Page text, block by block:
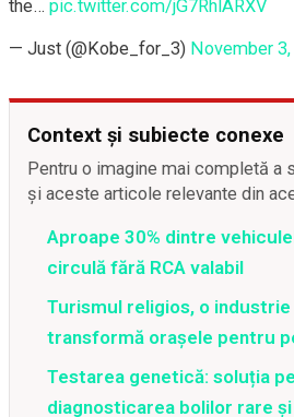
the… pic.twitter.com/jG7RhlARXV
— Just (@Kobe_for_3) November
Context și subiecte conexe
Pentru o imagine mai completă a
și aceste articole relevante din
Aproape 30% dintre
circulă fără RCA valabil
Turismul religios, o
transformă orașele pentru
Testarea genetică: soluția
diagnosticarea bolilor rare